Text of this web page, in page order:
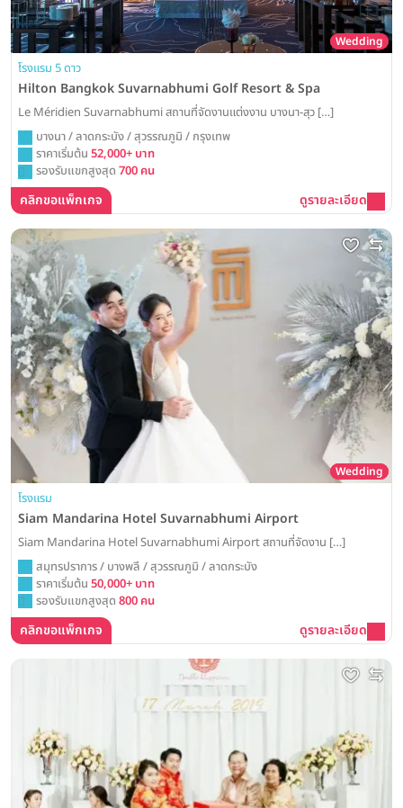
Wedding
โรงแรม 5 ดาว
Hilton Bangkok Suvarnabhumi Golf Resort & Spa
Le Méridien Suvarnabhumi สถานที่จัดงานแต่งงาน บางนา-สุว […]
บางนา / ลาดกระบัง / สุวรรณภูมิ / กรุงเทพ
ราคาเริ่มต้น 52,000+ บาท
รองรับแขกสูงสุด 700 คน
คลิกขอแพ็กเกจ ดูรายละเอียด
Wedding
โรงแรม
Siam Mandarina Hotel Suvarnabhumi Airport
Siam Mandarina Hotel Suvarnabhumi Airport สถานที่จัดงาน […]
สมุทรปราการ / บางพลี / สุวรรณภูมิ / ลาดกระบัง
ราคาเริ่มต้น 50,000+ บาท
รองรับแขกสูงสุด 800 คน
คลิกขอแพ็กเกจ ดูรายละเอียด